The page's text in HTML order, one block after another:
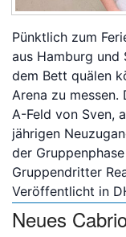
Pünktlich zum
aus Hamburg
dem Bett quälen
Arena zu messen.
A-Feld von Sven,
jährigen
der
Gruppendritter
Veröffentlicht in
Neues